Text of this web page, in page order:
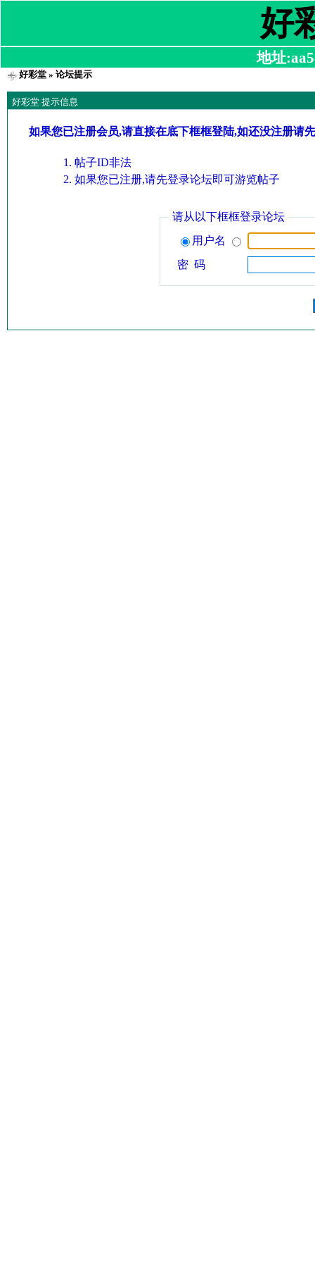
好
地址
好彩堂» 论坛提示
好彩堂 提示信息
如果您已注册会员,请直接在底下框框登陆,如还没注册请
帖子ID非法
如果您已注册,请先登录论坛即可游览帖子
请从以下框框登录论坛
用户名
密 码